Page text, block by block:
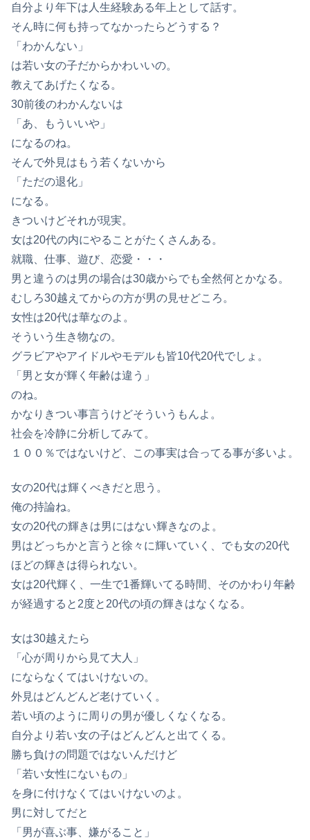
自分より年下は人生経験ある年上として話す。
そん時に何も持ってなかったらどうする？
「わかんない」
は若い女の子だからかわいいの。
教えてあげたくなる。
30前後のわかんないは
「あ、もういいや」
になるのね。
そんで外見はもう若くないから
「ただの退化」
になる。
きついけどそれが現実。
女は20代の内にやることがたくさんある。
就職、仕事、遊び、恋愛・・・
男と違うのは男の場合は30歳からでも全然何とかなる。
むしろ30越えてからの方が男の見せどころ。
女性は20代は華なのよ。
そういう生き物なの。
グラビアやアイドルやモデルも皆10代20代でしょ。
「男と女が輝く年齢は違う」
のね。
かなりきつい事言うけどそういうもんよ。
社会を冷静に分析してみて。
１００％ではないけど、この事実は合ってる事が多いよ。
女の20代は輝くべきだと思う。
俺の持論ね。
女の20代の輝きは男にはない輝きなのよ。
男はどっちかと言うと徐々に輝いていく、でも女の20代
ほどの輝きは得られない。
女は20代輝く、一生で1番輝いてる時間、そのかわり年齢
が経過すると2度と20代の頃の輝きはなくなる。
女は30越えたら
「心が周りから見て大人」
にならなくてはいけないの。
外見はどんどんど老けていく。
若い頃のように周りの男が優しくなくなる。
自分より若い女の子はどんどんと出てくる。
勝ち負けの問題ではないんだけど
「若い女性にないもの」
を身に付けなくてはいけないのよ。
男に対してだと
「男が喜ぶ事、嫌がること」